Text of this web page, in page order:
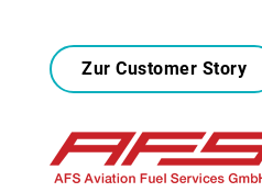
Zur Customer Story